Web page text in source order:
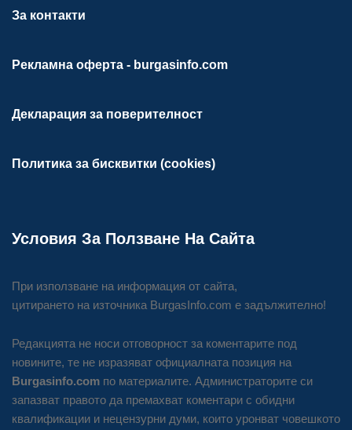
За контакти
Рекламна оферта - burgasinfo.com
Декларация за поверителност
Политика за бисквитки (cookies)
Условия За Ползване На Сайта
При използване на информация от сайта,
цитирането на източника BurgasInfo.com е задължително!
Редакцията не носи отговорност за коментарите под
новините, те не изразяват официалната позиция на
Burgasinfo.com по материалите. Администраторите си
запазват правото да премахват коментари с обидни
квалификации и нецензурни думи, които уронват човешкото